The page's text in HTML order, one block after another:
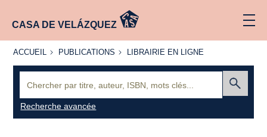
CASA DE VELÁZQUEZ
ACCUEIL
ACCUEIL PUBLICATIONS
PUBLICATIONS
LIBRAIRIE
LIBRAIRIE EN LIGNE
Recherche avancée